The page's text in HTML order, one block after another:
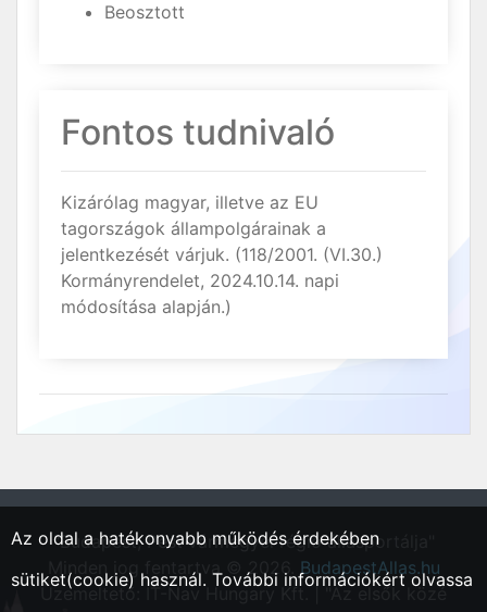
Beosztott
Fontos tudnivaló
Kizárólag magyar, illetve az EU
tagországok állampolgárainak a
jelentkezését várjuk. (118/2001. (VI.30.)
Kormányrendelet, 2024.10.14. napi
módosítása alapján.)
"Budapest, Pest vármegyei régió állásportálja"
Minden jog fentartva © 2026. BudapestAllas.hu
Üzemeltető: IT-Nav Hungary Kft. | "Az elsők közé
Az oldal a hatékonyabb működés érdekében
sütiket(cookie) használ. További információkért olvassa